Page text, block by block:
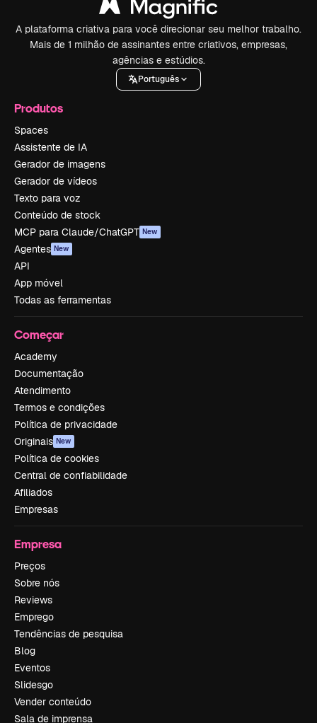
A plataforma criativa para você direcionar seu melhor trabalho.
Mais de 1 milhão de assinantes entre criativos, empresas,
agências e estúdios.
Português
Produtos
Spaces
Assistente de IA
Gerador de imagens
Gerador de vídeos
Texto para voz
Conteúdo de stock
MCP para Claude/ChatGPT New
Agentes New
API
App móvel
Todas as ferramentas
Começar
Academy
Documentação
Atendimento
Termos e condições
Política de privacidade
Originais New
Política de cookies
Central de confiabilidade
Afiliados
Empresas
Empresa
Preços
Sobre nós
Reviews
Emprego
Tendências de pesquisa
Blog
Eventos
Slidesgo
Vender conteúdo
Sala de imprensa